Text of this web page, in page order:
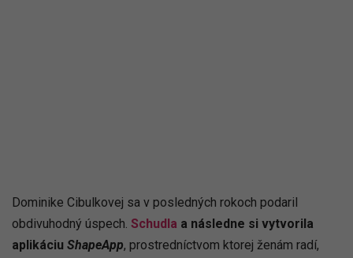
Dominike Cibulkovej sa v posledných rokoch podaril
obdivuhodný úspech. Schudla a následne si vytvorila
aplikáciu ShapeApp, prostredníctvom ktorej ženám radí,